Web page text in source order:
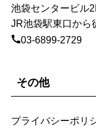
池袋センタービル
JR池袋駅東口から
03-6899-2729
その他
プライバシーポリ